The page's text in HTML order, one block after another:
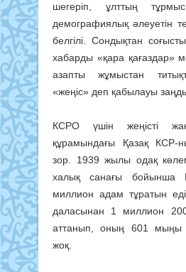
шегеріп, ұлттың
демографиялық әлеуетін
белгілі. Сондықтан
хабарды «қара қағаздар»
азапты жұмыстан
«жеңіс» деп қабылауы
КСРО үшін жеңісті
құрамындағы Қазақ КСР-
зор. 1939 жылы одақ
халық санағы бойынша
миллион адам тұратын
даласынан 1 миллион
аттанып, оның 601 мыңы
жоқ.